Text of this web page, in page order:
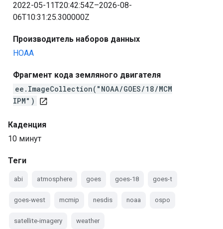
2022-05-11T20:42:54Z–2026-08-
06T10:31:25.300000Z
Производитель наборов данных
НОАА
Фрагмент кода земляного двигателя
ee.ImageCollection("NOAA/GOES/18/MCM
IPM")
open_in_new
Каденция
10 минут
Теги
abi atmosphere goes goes-18 goes-t
goes-west mcmip nesdis noaa ospo
satellite-imagery weather